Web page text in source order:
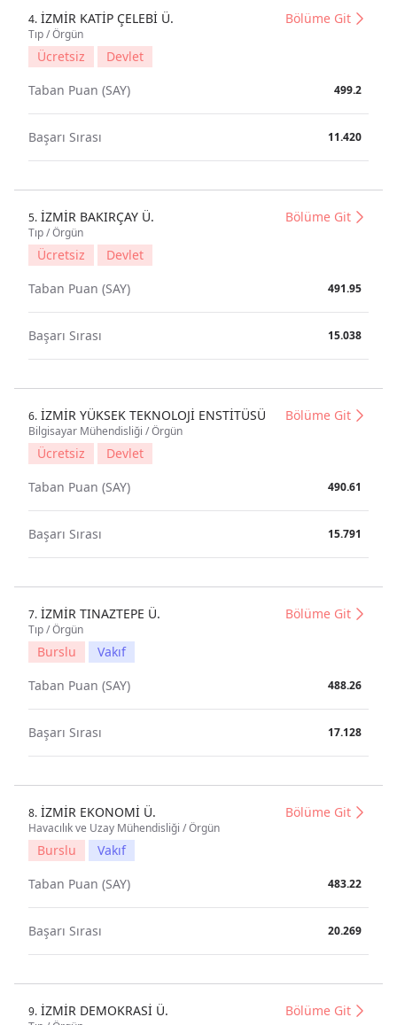
4. İZMİR KATİP ÇELEBİ Ü.
Tıp / Örgün
Bölüme Git
Ücretsiz
Devlet
Taban Puan (SAY)
499.2
Başarı Sırası 11.420
5. İZMİR BAKIRÇAY Ü.
Tıp / Örgün
Bölüme Git
Ücretsiz
Devlet
Taban Puan (SAY)
491.95
Başarı Sırası 15.038
6. İZMİR YÜKSEK TEKNOLOJİ ENSTİTÜSÜ
Bilgisayar Mühendisliği / Örgün
Bölüme Git
Ücretsiz
Devlet
Taban Puan (SAY)
490.61
Başarı Sırası 15.791
7. İZMİR TINAZTEPE Ü.
Tıp / Örgün
Bölüme Git
Burslu
Vakıf
Taban Puan (SAY)
488.26
Başarı Sırası 17.128
8. İZMİR EKONOMİ Ü.
Havacılık ve Uzay Mühendisliği / Örgün
Bölüme Git
Burslu
Vakıf
Taban Puan (SAY)
483.22
Başarı Sırası 20.269
9. İZMİR DEMOKRASİ Ü. Bölüme Git